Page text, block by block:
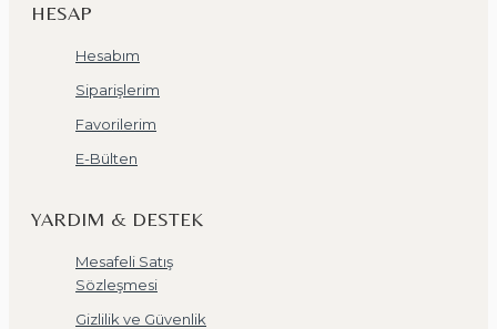
HESAP
Hesabım
Siparişlerim
Favorilerim
E-Bülten
YARDIM & DESTEK
Mesafeli Satış
Sözleşmesi
Gizlilik ve Güvenlik